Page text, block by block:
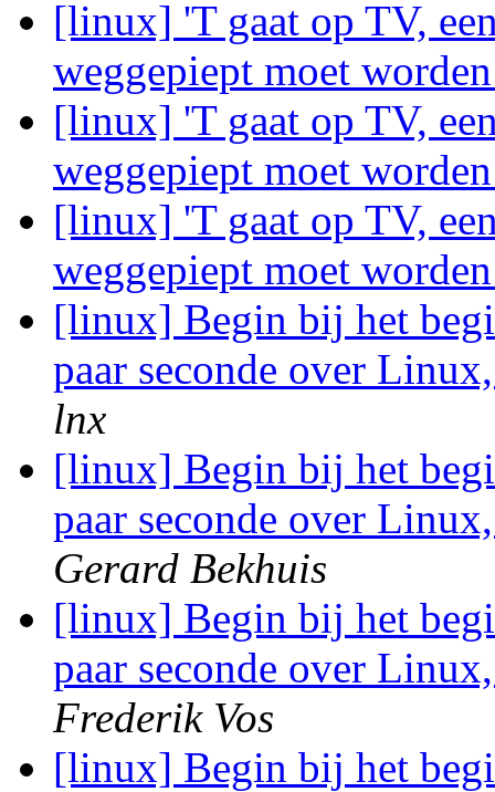
[linux] 'T gaat op TV,
weggepiept moet
[linux] 'T gaat op TV,
weggepiept moet
[linux] 'T gaat op TV,
weggepiept moet
[linux] Begin bij het
paar seconde over
lnx
[linux] Begin bij het
paar seconde over
Gerard Bekhuis
[linux] Begin bij het
paar seconde over
Frederik Vos
[linux] Begin bij het